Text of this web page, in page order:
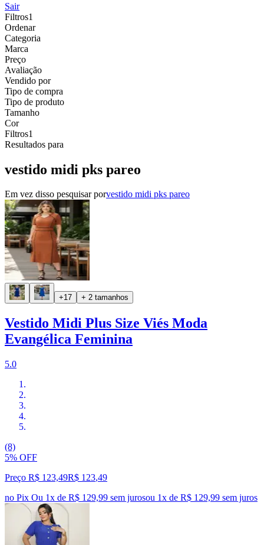
Sair
Filtros1
Ordenar
Categoria
Marca
Preço
Avaliação
Vendido por
Tipo de compra
Tipo de produto
Tamanho
Cor
Filtros1
Resultados para
vestido midi pks pareo
Em vez disso pesquisar porvestido midi pks pareo
+17 + 2 tamanhos
Vestido Midi Plus Size Viés Moda
Evangélica Feminina
5.0
(8)
5% OFF
Preço R$ 123,49R$ 123,49
no Pix Ou 1x de R$ 129,99 sem jurosou 1x de R$ 129,99 sem juros